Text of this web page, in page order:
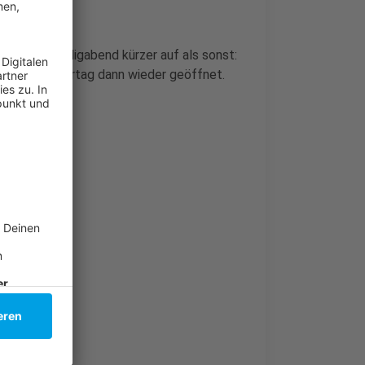
an Heiligabend kürzer auf als sonst:
Feiertag dann wieder geöffnet.